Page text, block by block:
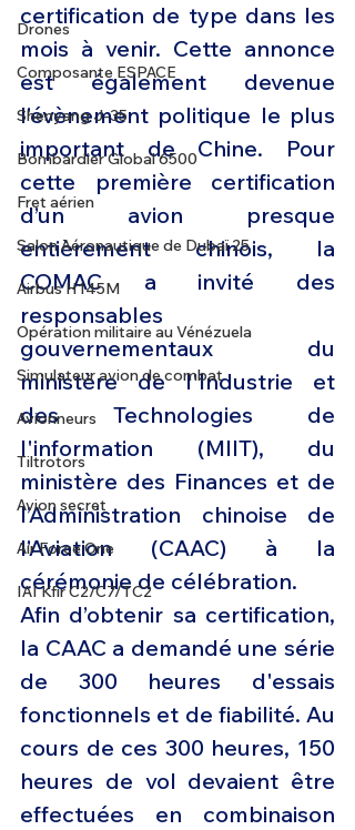
Drones
Composante ESPACE
Shenyang J-35
Bombardier Global 6500
Fret aérien
Salon Aéronautique de Dubaï 25
Airbus H145M
Opération militaire au Vénézuela
Simulateur avion de combat
Avionneurs
Tiltrotors
Avion secret
Air Force One
IAI Kfir C2/C7/TC2
certification de type dans les
mois à venir. Cette annonce
est également devenue
l’évènement politique le plus
important de Chine. Pour
cette première certification
d’un avion presque
entièrement chinois, la
COMAC a invité des
responsables
gouvernementaux du
ministère de l'Industrie et
des Technologies de
l'information (MIIT), du
ministère des Finances et de
l’Administration chinoise de
l’Aviation (CAAC) à la
cérémonie de célébration.
Afin d’obtenir sa certification,
la CAAC a demandé une série
de 300 heures d'essais
fonctionnels et de fiabilité. Au
cours de ces 300 heures, 150
heures de vol devaient être
effectuées en combinaison